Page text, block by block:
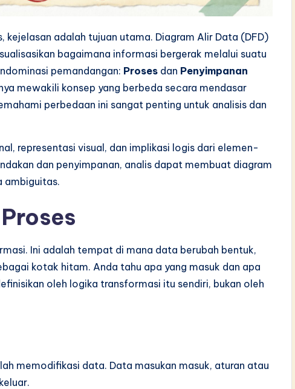
adalah tujuan utama. Diagram Alir Data (DFD)
bagaimana informasi bergerak melalui suatu
pemandangan: Proses dan Penyimpanan
mewakili konsep yang berbeda secara mendasar
perbedaan ini sangat penting untuk analisis dan
representasi visual, dan implikasi logis dari elemen-
dan penyimpanan, analis dapat membuat diagram
ambiguitas.
Ini adalah tempat di mana data berubah bentuk,
kotak hitam. Anda tahu apa yang masuk dan apa
oleh logika transformasi itu sendiri, bukan oleh
memodifikasi data. Data masukan masuk, aturan atau